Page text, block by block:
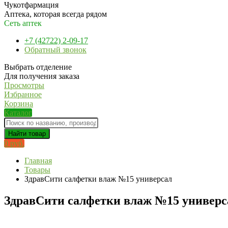
Чукотфармация
Аптека, которая всегда рядом
Сеть аптек
+7 (42722) 2-09-17
Обратный звонок
Выбрать отделение
Для получения заказа
Просмотры
Избранное
Корзина
Каталог
Найти товар
0 руб.
Главная
Товары
ЗдравСити салфетки влаж №15 универсал
ЗдравСити салфетки влаж №15